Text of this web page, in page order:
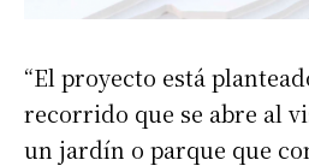
“El proyecto está
recorrido que se abre al
un jardín o parque que